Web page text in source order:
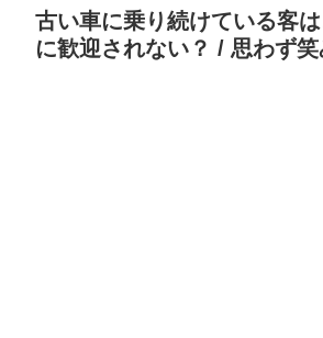
古い車に乗り続けている客
に歓迎されない？ / 思わず